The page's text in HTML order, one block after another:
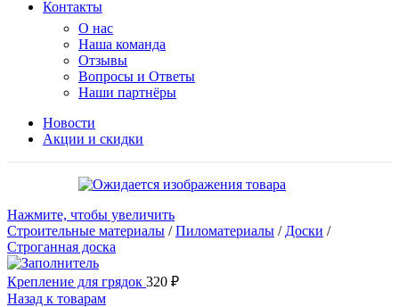
Контакты
О нас
Наша команда
Отзывы
Вопросы и Ответы
Наши партнёры
Новости
Акции и скидки
Нажмите, чтобы увеличить
Строительные материалы /Пиломатериалы / Доски /
Строганная доска
Крепление для грядок 320 ₽
Назад к товарам